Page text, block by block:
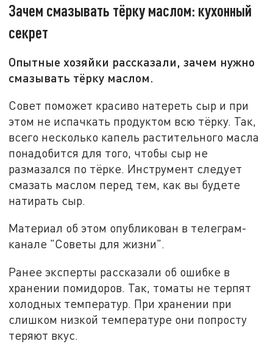
Зачем смазывать тёрку маслом: кухонный
секрет
Опытные хозяйки рассказали, зачем нужно
смазывать тёрку маслом.
Совет поможет красиво натереть сыр и при
этом не испачкать продуктом всю тёрку. Так,
всего несколько капель растительного масла
понадобится для того, чтобы сыр не
размазался по тёрке. Инструмент следует
смазать маслом перед тем, как вы будете
натирать сыр.
Материал об этом опубликован в телеграм-
канале "Советы для жизни".
Ранее эксперты рассказали об ошибке в
хранении помидоров. Так, томаты не терпят
холодных температур. При хранении при
слишком низкой температуре они попросту
теряют вкус.